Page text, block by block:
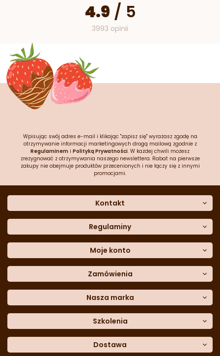
4.9 / 5
3993 opinii
Wpisując swój adres e-mail i klikając "zapisz się" wyrażasz zgodę na
otrzymywanie informacji marketingowych drogą mailową zgodnie z
Regulaminem i Polityką Prywatności. W każdej chwili możesz
zrezygnować z otrzymywania naszego newslettera. Rabat na pierwsze
zakupy nie obejmuje produktów przecenionych i nie łączy się z innymi
promocjami.
Kontakt
Dane kontaktowe
Często zadawane pytania
Sklep stacjonarny
Formularz kontaktowy
Blog
telefon:601 767 272
Regulaminy
Polityka prywatności
Polityka cookies
Polityka reklamacji
Polityka zwrotów
Dostępność cyfrowa
Moje konto
Moje dane
Historia zamówień
Lista ulubionych
Moje rabaty
Zamówienia
Metody płatności
Dane do przelewu
Formularzreklamacji
Formularzzwrotu
Nasza marka
Trio Gelato
CDN
Szkolenia
Academy of Baker Arts
Dostawa